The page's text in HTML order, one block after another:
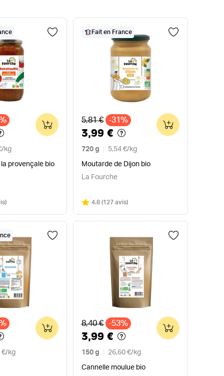
/kg
provençale bio
0
)
Fait en France
Ancien prix
5,81 € -31%
3,99 €
720 g 5,54 €/kg
Moutarde de Dijon bio
0
La Fourche
Note
4.8 sur 5
(127 avis)
€/kg
0 Ancien prix
8,40 € -53%
3,99 €
150 g 26,60 €/kg
Cannelle moulue bio
0